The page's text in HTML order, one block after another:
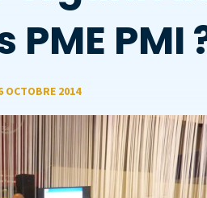
PMI
OCTOBRE 2014